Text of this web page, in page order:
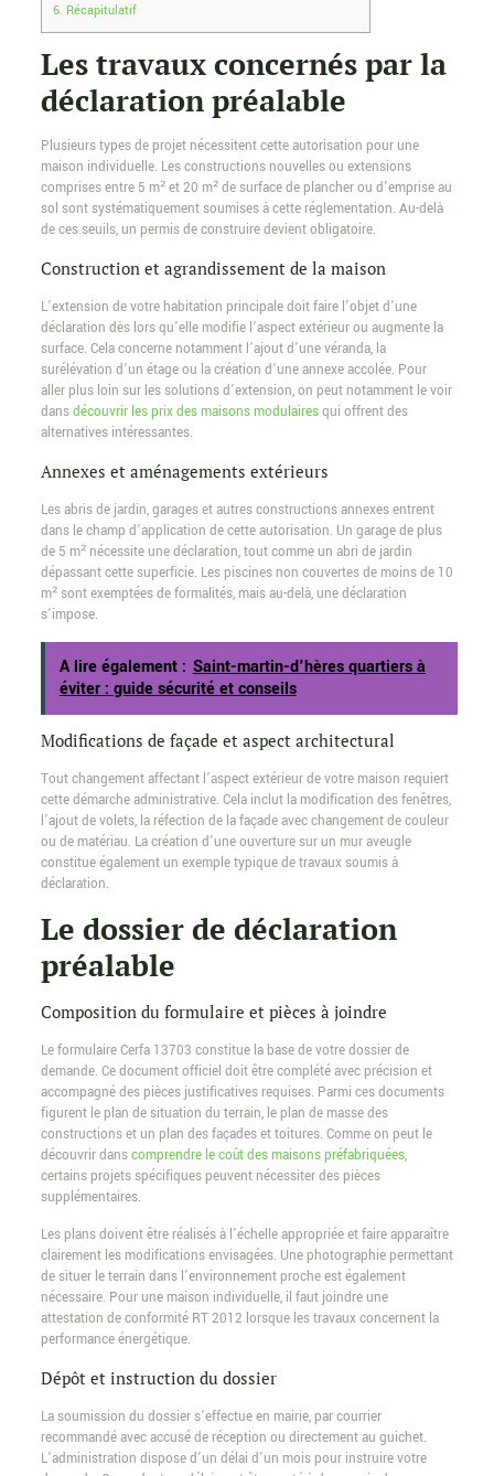
6. Récapitulatif
Les travaux concernés par la
déclaration préalable
Plusieurs types de projet nécessitent cette autorisation pour une
maison individuelle. Les constructions nouvelles ou extensions
comprises entre 5 m² et 20 m² de surface de plancher ou d’emprise au
sol sont systématiquement soumises à cette réglementation. Au-delà
de ces seuils, un permis de construire devient obligatoire.
Construction et agrandissement de la maison
L’extension de votre habitation principale doit faire l’objet d’une
déclaration dès lors qu’elle modifie l’aspect extérieur ou augmente la
surface. Cela concerne notamment l’ajout d’une véranda, la
surélévation d’un étage ou la création d’une annexe accolée. Pour
aller plus loin sur les solutions d’extension, on peut notamment le voir
dansdécouvrir les prix des maisons modulairesqui offrent des
alternatives intéressantes.
Annexes et aménagements extérieurs
Les abris de jardin, garages et autres constructions annexes entrent
dans le champ d’application de cette autorisation. Un garage de plus
de 5 m² nécessite une déclaration, tout comme un abri de jardin
dépassant cette superficie. Les piscines non couvertes de moins de 10
m² sont exemptées de formalités, mais au-delà, une déclaration
s’impose.
A lire également : Saint-martin-d'hères quartiers à
éviter : guide sécurité et conseils
Modifications de façade et aspect architectural
Tout changement affectant l’aspect extérieur de votre maison requiert
cette démarche administrative. Cela inclut la modification des fenêtres,
l’ajout de volets, la réfection de la façade avec changement de couleur
ou de matériau. La création d’une ouverture sur un mur aveugle
constitue également un exemple typique de travaux soumis à
déclaration.
Le dossier de déclaration
préalable
Composition du formulaire et pièces à joindre
Le formulaire Cerfa 13703 constitue la base de votre dossier de
demande. Ce document officiel doit être complété avec précision et
accompagné des pièces justificatives requises. Parmi ces documents
figurent le plan de situation du terrain, le plan de masse des
constructions et un plan des façades et toitures. Comme on peut le
découvrir danscomprendre le coût des maisons préfabriquées,
certains projets spécifiques peuvent nécessiter des pièces
supplémentaires.
Les plans doivent être réalisés à l’échelle appropriée et faire apparaître
clairement les modifications envisagées. Une photographie permettant
de situer le terrain dans l’environnement proche est également
nécessaire. Pour une maison individuelle, il faut joindre une
attestation de conformité RT 2012 lorsque les travaux concernent la
performance énergétique.
Dépôt et instruction du dossier
La soumission du dossier s’effectue en mairie, par courrier
recommandé avec accusé de réception ou directement au guichet.
L’administration dispose d’un délai d’un mois pour instruire votre